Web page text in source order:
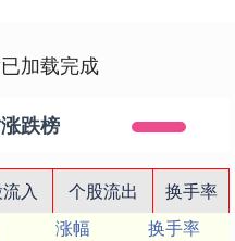
加载完成
跌榜
入 个股流出
换手率
涨幅
换手率